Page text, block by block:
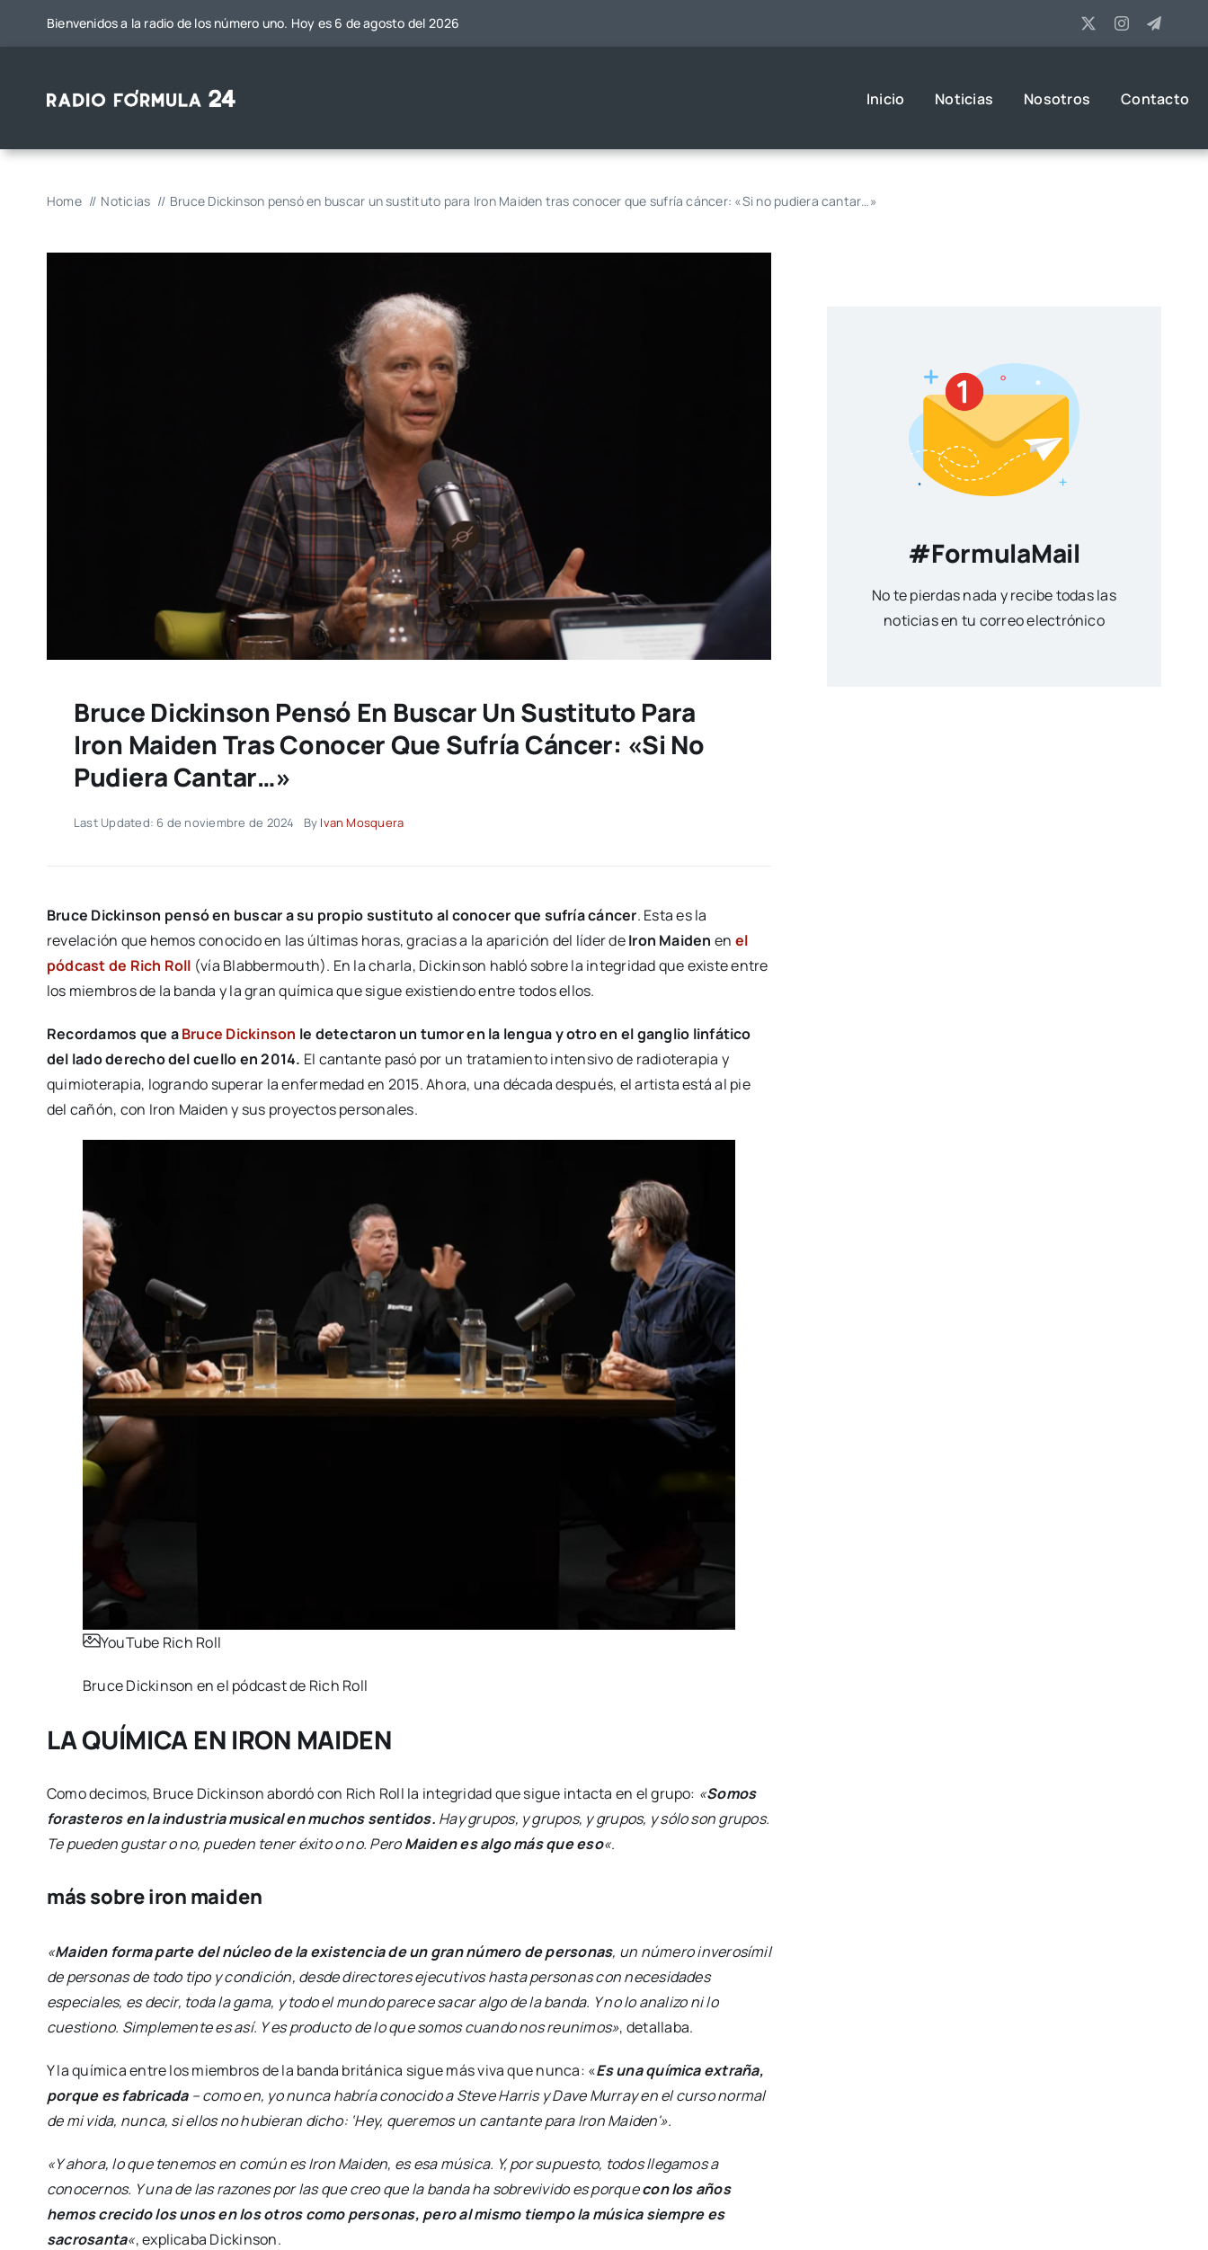
Bienvenidos a la radio de los número uno. Hoy es 6 de agosto del 2026
Inicio Noticias Nosotros Contacto
Home Noticias Bruce Dickinson pensó en buscar un sustituto para Iron Maiden tras conocer que sufría cáncer: «Si no pudiera cantar…»
Bruce Dickinson Pensó En Buscar Un Sustituto Para
Iron Maiden Tras Conocer Que Sufría Cáncer: «Si No
Pudiera Cantar…»
Last Updated: 6 de noviembre de 2024 By Ivan Mosquera
Bruce Dickinson pensó en buscar a su propio sustituto al conocer que sufría cáncer. Esta es la
revelación que hemos conocido en las últimas horas, gracias a la aparición del líder deIron Maiden en el
pódcast de Rich Roll (vía Blabbermouth). En la charla, Dickinson habló sobre la integridad que existe entre
los miembros de la banda y la gran química que sigue existiendo entre todos ellos.
Recordamos que aBruce Dickinson le detectaron un tumor en la lengua y otro en el ganglio linfático
del lado derecho del cuello en 2014. El cantante pasó por un tratamiento intensivo de radioterapia y
quimioterapia, logrando superar la enfermedad en 2015. Ahora, una década después, el artista está al pie
del cañón, con Iron Maiden y sus proyectos personales.
YouTube Rich Roll
Bruce Dickinson en el pódcast de Rich Roll
LA QUÍMICA EN IRON MAIDEN
Como decimos, Bruce Dickinson abordó con Rich Roll la integridad que sigue intacta en el grupo: «Somos
forasteros en la industria musical en muchos sentidos. Hay grupos, y grupos, y grupos, y sólo son grupos.
Te pueden gustar o no, pueden tener éxito o no. PeroMaiden es algo más que eso«.
más sobre iron maiden
«Maiden forma parte del núcleo de la existencia de un gran número de personas, un número inverosímil
de personas de todo tipo y condición, desde directores ejecutivos hasta personas con necesidades
especiales, es decir, toda la gama, y todo el mundo parece sacar algo de la banda. Y no lo analizo ni lo
cuestiono. Simplemente es así. Y es producto de lo que somos cuando nos reunimos», detallaba.
Y la química entre los miembros de la banda británica sigue más viva que nunca: «Es una química extraña,
porque es fabricada– como en, yo nunca habría conocido a Steve Harris y Dave Murray en el curso normal
de mi vida, nunca, si ellos no hubieran dicho: ‘Hey, queremos un cantante para Iron Maiden'».
«Y ahora, lo que tenemos en común es Iron Maiden, es esa música. Y, por supuesto, todos llegamos a
conocernos. Y una de las razones por las que creo que la banda ha sobrevivido es porquecon los años
hemos crecido los unos en los otros como personas, pero al mismo tiempo la música siempre es
sacrosanta«, explicaba Dickinson.
#FormulaMail
No te pierdas nada y recibe todas las
noticias en tu correo electrónico